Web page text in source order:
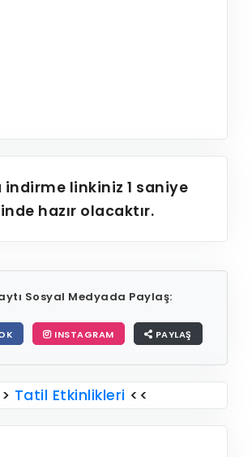
indirme linkiniz1 saniye
hazır olacaktır.
Sosyal Medyada Paylaş:
INSTAGRAM PAYLAŞ
Tatil Etkinlikleri <<